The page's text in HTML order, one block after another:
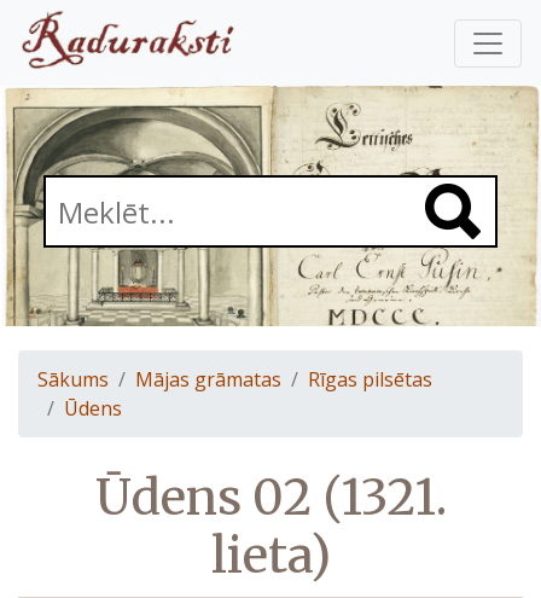
Sākums Mājas grāmatas
Rīgas pilsētas
Ūdens
Ūdens 02 (1321.
lieta)